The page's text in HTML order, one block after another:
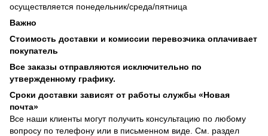
осуществляется понедельник/среда/пятница
Важно
Стоимость доставки и комиссии перевозчика оплачивает
покупатель
Все заказы отправляются исключительно по
утвержденному графику.
Сроки доставки зависят от работы службы «Новая
почта»
Все наши клиенты могут получить консультацию по любому
вопросу по телефону или в письменном виде. См. раздел